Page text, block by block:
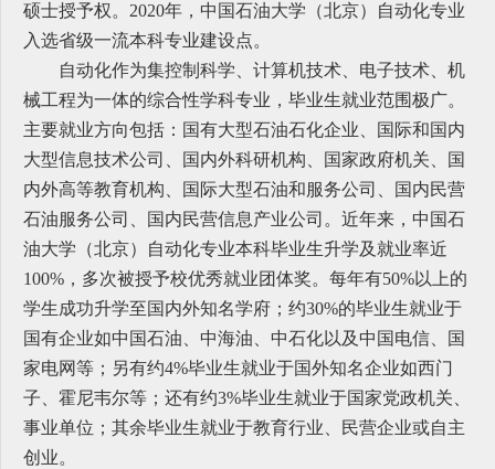
硕士授予权。2020年，中国石油大学（北京）自动化专业
入选省级一流本科专业建设点。
自动化作为集控制科学、计算机技术、电子技术、机
械工程为一体的综合性学科专业，毕业生就业范围极广。
主要就业方向包括：国有大型石油石化企业、国际和国内
大型信息技术公司、国内外科研机构、国家政府机关、国
内外高等教育机构、国际大型石油和服务公司、国内民营
石油服务公司、国内民营信息产业公司。近年来，中国石
油大学（北京）自动化专业本科毕业生升学及就业率近
100%，多次被授予校优秀就业团体奖。每年有50%以上的
学生成功升学至国内外知名学府；约30%的毕业生就业于
国有企业如中国石油、中海油、中石化以及中国电信、国
家电网等；另有约4%毕业生就业于国外知名企业如西门
子、霍尼韦尔等；还有约3%毕业生就业于国家党政机关、
事业单位；其余毕业生就业于教育行业、民营企业或自主
创业。